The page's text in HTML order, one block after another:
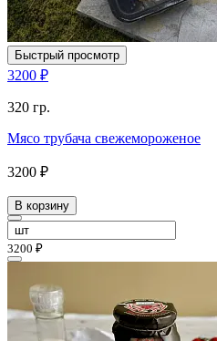
Быстрый просмотр
3200 ₽
320 гр.
Мясо трубача свежемороженое
3200 ₽
В корзину
3200 ₽